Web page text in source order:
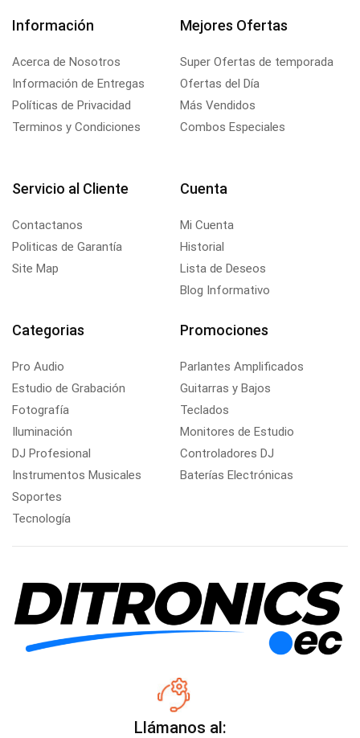
Información
Acerca de Nosotros
Información de Entregas
Políticas de Privacidad
Terminos y Condiciones
Mejores Ofertas
Super Ofertas de temporada
Ofertas del Día
Más Vendidos
Combos Especiales
Servicio al Cliente
Contactanos
Politicas de Garantía
Site Map
Cuenta
Mi Cuenta
Historial
Lista de Deseos
Blog Informativo
Categorias
Pro Audio
Estudio de Grabación
Fotografía
Iluminación
DJ Profesional
Instrumentos Musicales
Soportes
Tecnología
Promociones
Parlantes Amplificados
Guitarras y Bajos
Teclados
Monitores de Estudio
Controladores DJ
Baterías Electrónicas
Llámanos al: